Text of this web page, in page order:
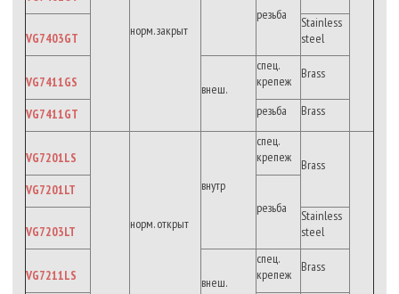
норм. закрыт
резьба
VG7403GT
Stainless
steel
VG7411GS внеш.
спец.
крепеж
Brass
VG7411GT резьба Brass
VG7201LS
норм. открыт
внутр
спец.
крепеж
Brass
VG7201LT
резьба
VG7203LT
Stainless
steel
VG7211LS внеш.
спец.
крепеж
Brass